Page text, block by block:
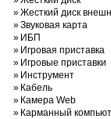
»Жесткий диск
»Звуковая карта
» ИБП
» Игровая приставка
» Игровые приставки
» Инструмент
» Кабель
» Камера Web
» Карманный